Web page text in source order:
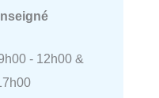
- 12h00 &